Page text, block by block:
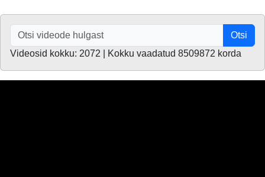
Otsi
Videosid kokku: 2072 | Kokku vaadatud 8509872 korda